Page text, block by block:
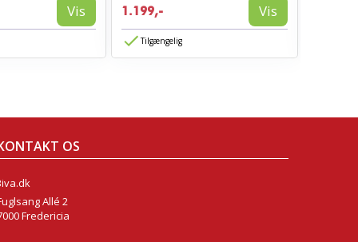
Vis 1.199,- Vis
Tilgængelig
OS
Allé 2
Fredericia